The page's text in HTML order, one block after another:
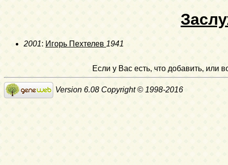
2001: Игорь Пехтелев 1941
Если у Вас есть, что добавить, или
Version 6.08 Copyright © 1998-2016